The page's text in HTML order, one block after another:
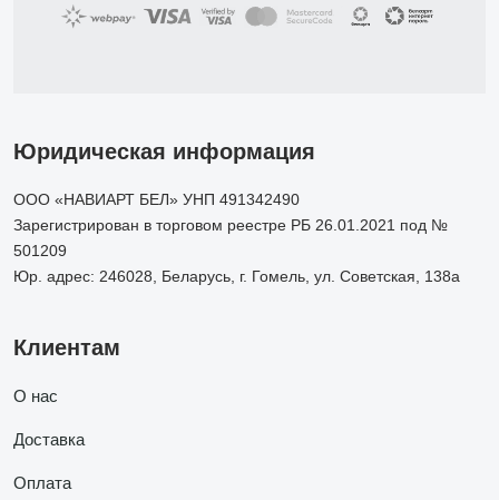
Юридическая информация
ООО «НАВИАРТ БЕЛ» УНП 491342490
Зарегистрирован в торговом реестре РБ 26.01.2021 под №
501209
Юр. адрес: 246028, Беларусь, г. Гомель, ул. Советская, 138а
Клиентам
О нас
Доставка
Оплата